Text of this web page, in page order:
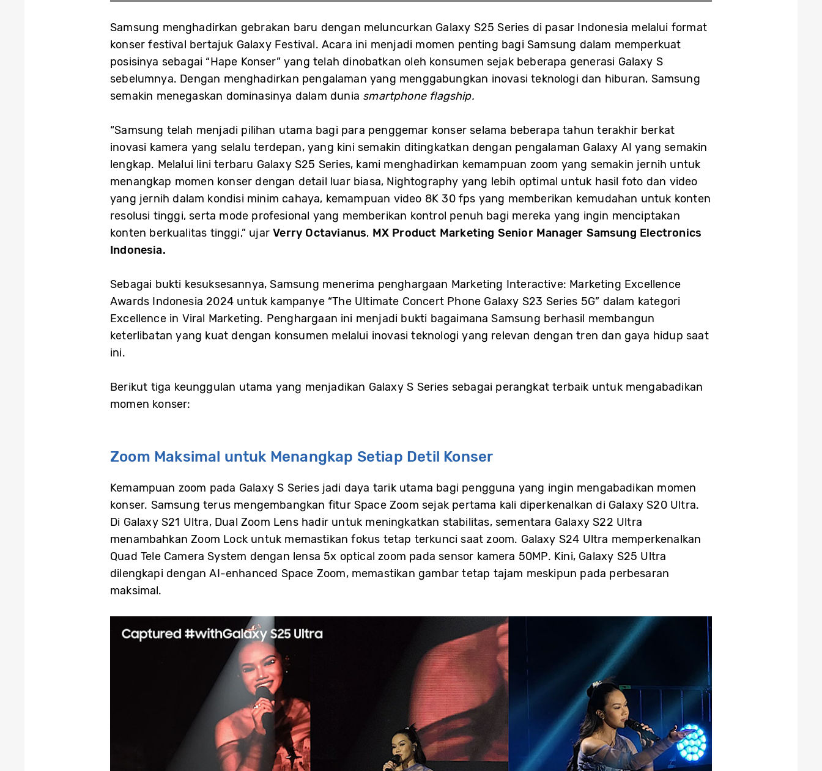
Samsung menghadirkan gebrakan baru dengan meluncurkan Galaxy S25 Series di pasar Indonesia melalui format
konser festival bertajuk Galaxy Festival. Acara ini menjadi momen penting bagi Samsung dalam memperkuat
posisinya sebagai “Hape Konser” yang telah dinobatkan oleh konsumen sejak beberapa generasi Galaxy S
sebelumnya. Dengan menghadirkan pengalaman yang menggabungkan inovasi teknologi dan hiburan, Samsung
semakin menegaskan dominasinya dalam dunia smartphone flagship.
“Samsung telah menjadi pilihan utama bagi para penggemar konser selama beberapa tahun terakhir berkat
inovasi kamera yang selalu terdepan, yang kini semakin ditingkatkan dengan pengalaman Galaxy AI yang semakin
lengkap. Melalui lini terbaru Galaxy S25 Series, kami menghadirkan kemampuan zoom yang semakin jernih untuk
menangkap momen konser dengan detail luar biasa, Nightography yang lebih optimal untuk hasil foto dan video
yang jernih dalam kondisi minim cahaya, kemampuan video 8K 30 fps yang memberikan kemudahan untuk konten
resolusi tinggi, serta mode profesional yang memberikan kontrol penuh bagi mereka yang ingin menciptakan
konten berkualitas tinggi,” ujarVerry Octavianus, MX Product Marketing Senior Manager Samsung Electronics
Indonesia.
Sebagai bukti kesuksesannya, Samsung menerima penghargaan Marketing Interactive: Marketing Excellence
Awards Indonesia 2024 untuk kampanye “The Ultimate Concert Phone Galaxy S23 Series 5G” dalam kategori
Excellence in Viral Marketing. Penghargaan ini menjadi bukti bagaimana Samsung berhasil membangun
keterlibatan yang kuat dengan konsumen melalui inovasi teknologi yang relevan dengan tren dan gaya hidup saat
ini.
Berikut tiga keunggulan utama yang menjadikan Galaxy S Series sebagai perangkat terbaik untuk mengabadikan
momen konser:
Zoom Maksimal untuk Menangkap Setiap Detil Konser
Kemampuan zoom pada Galaxy S Series jadi daya tarik utama bagi pengguna yang ingin mengabadikan momen
konser. Samsung terus mengembangkan fitur Space Zoom sejak pertama kali diperkenalkan di Galaxy S20 Ultra.
Di Galaxy S21 Ultra, Dual Zoom Lens hadir untuk meningkatkan stabilitas, sementara Galaxy S22 Ultra
menambahkan Zoom Lock untuk memastikan fokus tetap terkunci saat zoom. Galaxy S24 Ultra memperkenalkan
Quad Tele Camera System dengan lensa 5x optical zoom pada sensor kamera 50MP. Kini, Galaxy S25 Ultra
dilengkapi dengan AI-enhanced Space Zoom, memastikan gambar tetap tajam meskipun pada perbesaran
maksimal.